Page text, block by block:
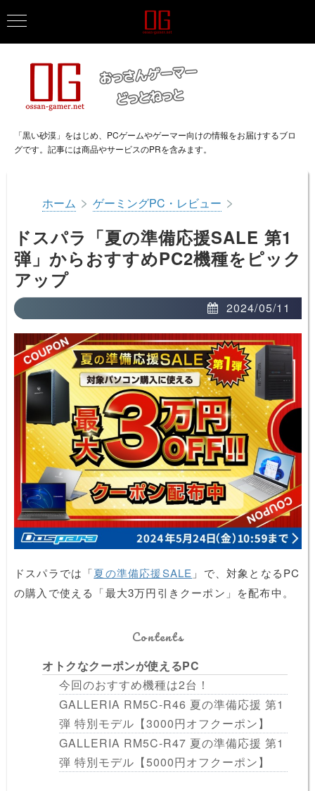
「黒い砂漠」をはじめ、PCゲームやゲーマー向けの情報をお届けするブロ
グです。記事には商品やサービスのPRを含みます。
ホーム > ゲーミングPC・レビュー >
ドスパラ「夏の準備応援SALE 第1
弾」からおすすめPC2機種をピック
アップ
2024/05/11
ドスパラでは「夏の準備応援SALE 」で、対象となるPC
の購入で使える「最大3万円引きクーポン」を配布中。
Contents
オトクなクーポンが使えるPC
今回のおすすめ機種は2台！
GALLERIA RM5C-R46 夏の準備応援 第1
弾 特別モデル【3000円オフクーポン】
GALLERIA RM5C-R47 夏の準備応援 第1
弾 特別モデル【5000円オフクーポン】